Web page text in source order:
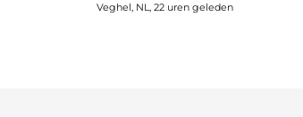
Veghel, NL, 22 uren geleden